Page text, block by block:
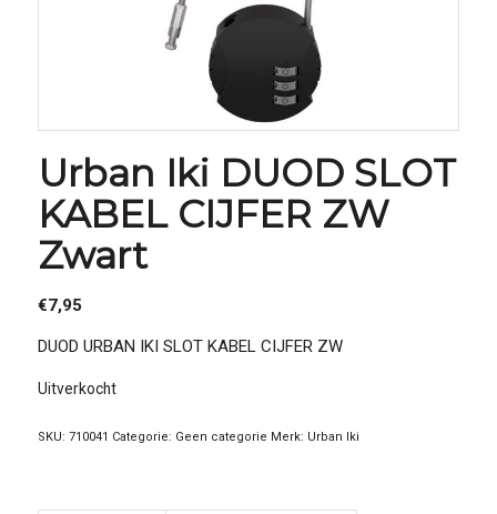
Urban Iki DUOD SLOT
KABEL CIJFER ZW
Zwart
€7,95
DUOD URBAN IKI SLOT KABEL CIJFER ZW
Uitverkocht
SKU: 710041 Categorie: Geen categorie Merk: Urban Iki